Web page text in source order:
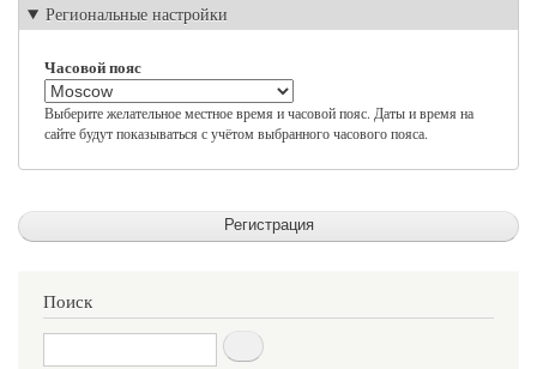
Региональные настройки
Часовой пояс
Выберите желательное местное время и часовой пояс. Даты и время на
сайте будут показываться с учётом выбранного часового пояса.
Поиск
Поиск